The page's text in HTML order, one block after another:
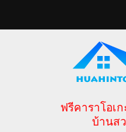
ฟรีคาราโอเก
บ้านส